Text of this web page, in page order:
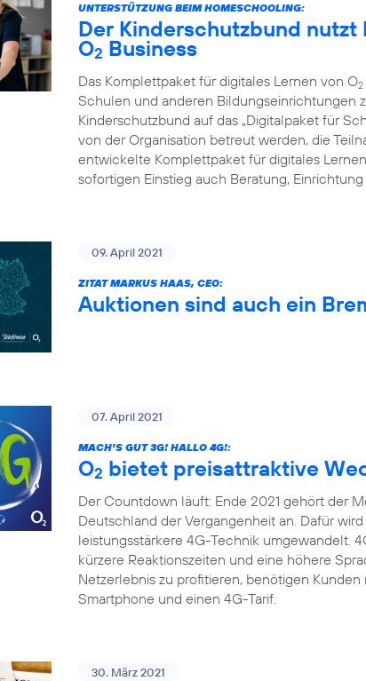
UNTERSTÜTZUNG BEIM HOMESCHOOLING:
Der Kinderschutzbund
O2 Business
Das Komplettpaket für digitales Lernen von O2
Schulen und anderen Bildungseinrichtungen
Kinderschutzbund auf das „Digitalpaket für
von der Organisation betreut werden, die
entwickelte Komplettpaket für digitales
sofortigen Einstieg auch Beratung,
09. April 2021
ZITAT MARKUS HAAS, CEO:
Auktionen sind auch ein
07. April 2021
MACH’S GUT 3G! HALLO 4G!:
O2 bietet preisattraktive
Der Countdown läuft: Ende 2021 gehört der
Deutschland der Vergangenheit an. Dafür
leistungsstärkere 4G-Technik umgewandelt.
kürzere Reaktionszeiten und eine höhere
Netzerlebnis zu profitieren, benötigen
Smartphone und einen 4G-Tarif.
30. März 2021